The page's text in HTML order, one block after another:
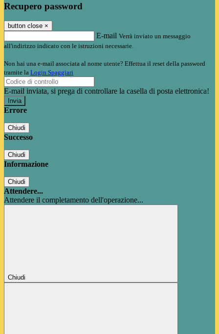
Recupero password
button close ×
E-mail Verrà inviato un messaggio
all'indirizzo indicato con le istruzioni necessarie.
Non hai una e-mail associata al nome utente? Effettua il reset della password
tramite la Login Spaggiari
E-mail inviata, si prega di controllare la casella di posta elettronica!
Errore
Chiudi
Successo
Chiudi
Informazione
Chiudi
Attendere...
Attendere il completamento dell'operazione...
Chiudi